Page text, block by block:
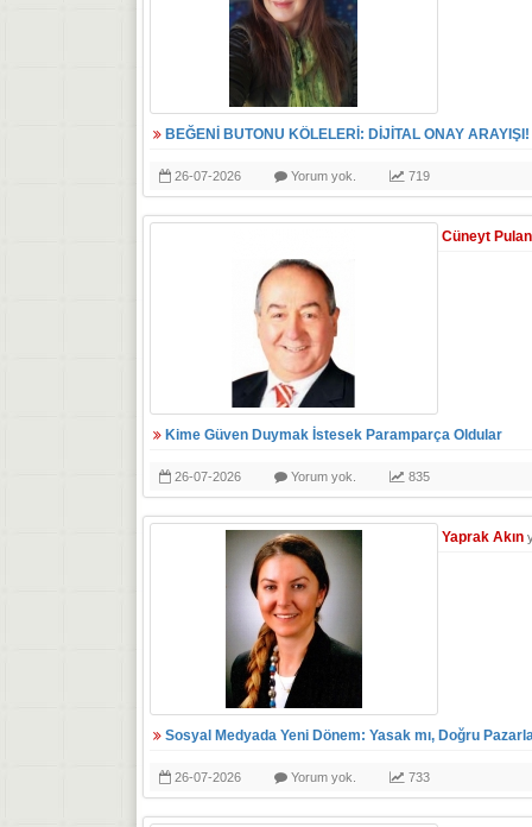
BEĞENİ BUTONU KÖLELERİ: DİJİTAL ONAY ARAYIŞI!
26-07-2026 Yorum yok. 719
Cüneyt
Kime Güven Duymak İstesek Paramparça Oldular
26-07-2026 Yorum yok. 835
Yaprak Akın
Sosyal Medyada Yeni Dönem: Yasak mı, Doğru
26-07-2026 Yorum yok. 733